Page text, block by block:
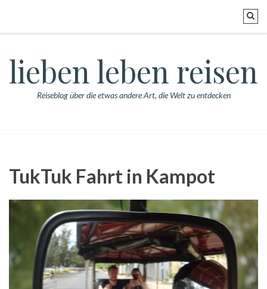
lieben leben reisen
Reiseblog über die etwas andere Art, die Welt zu entdecken
TukTuk Fahrt in Kampot